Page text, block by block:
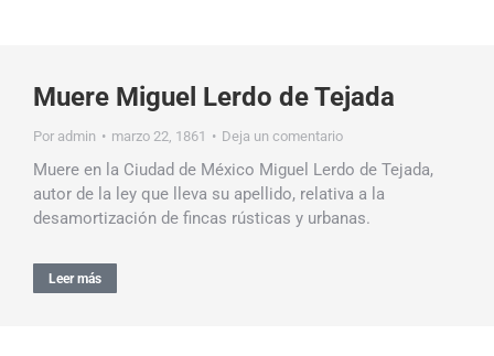
Muere Miguel Lerdo de Tejada
Por admin marzo 22, 1861 Deja un comentario
Muere en la Ciudad de México Miguel Lerdo de Tejada,
autor de la ley que lleva su apellido, relativa a la
desamortización de fincas rústicas y urbanas.
Leer más